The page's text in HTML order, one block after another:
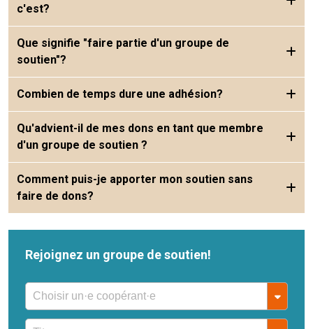
c'est?
Que signifie "faire partie d'un groupe de
soutien"?
Combien de temps dure une adhésion?
Qu'advient-il de mes dons en tant que membre
d'un groupe de soutien ?
Comment puis-je apporter mon soutien sans
faire de dons?
Rejoignez un groupe de soutien!